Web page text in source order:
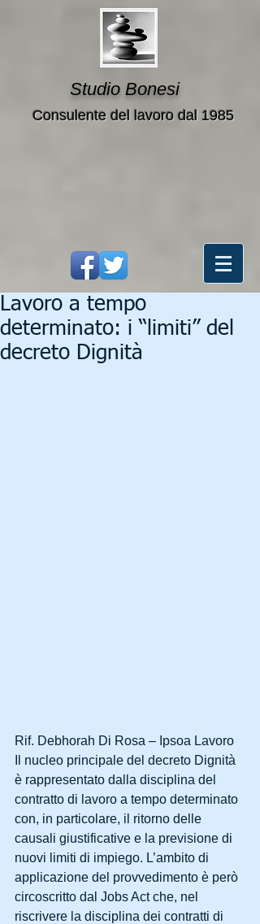
Studio Bonesi
Consulente del lavoro dal 1985
Lavoro a tempo
determinato: i “limiti” del
decreto Dignità
Rif. Debhorah Di Rosa – Ipsoa Lavoro
Il nucleo principale del decreto Dignità
è rappresentato dalla disciplina del
contratto di lavoro a tempo determinato
con, in particolare, il ritorno delle
causali giustificative e la previsione di
nuovi limiti di impiego. L’ambito di
applicazione del provvedimento è però
circoscritto dal Jobs Act che, nel
riscrivere la disciplina dei contratti di